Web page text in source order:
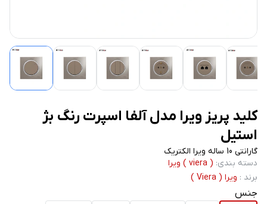
کلید پریز ویرا مدل آلفا اسپرت رنگ بژ
استیل
گارانتی 10 ساله ویرا الکتریک
دسته بندی: ( viera ) ویرا
برند : ویرا ( Viera )
جنس